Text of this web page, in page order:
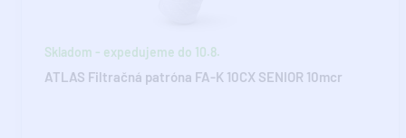
Skladom - expedujeme do 10.8.
ATLAS Filtračná patróna FA-K 10CX SENIOR 10mcr